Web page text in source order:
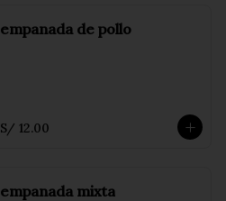
empanada de pollo
S/ 12.00
empanada mixta